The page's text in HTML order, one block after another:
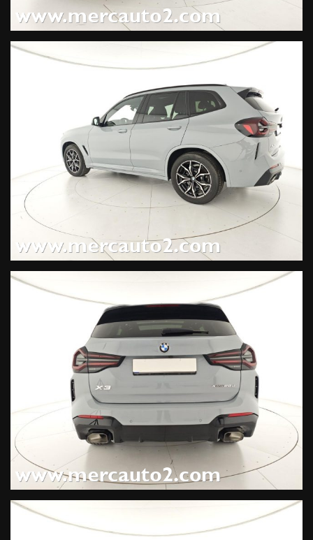
(1350 EUR), Regolazione larghezza schienale sedile guidatore
(130 EUR), Tettuccio in vetro scorrevole/apribile ad
panoramico in vetro scorrevole/inclinabile ad azionamento
elettrico (1700 EUR), Programma di Manutenzione BMW Senza
multi-amplificati Hi-Fi (12 alt., output 205W) (450 EUR), Full LED
Adaptive Lights (1100 EUR), Luci scure BMW Individual
Shadow Line (260 EUR), Sistema di navigazione, Controller
iDrive Touch, Interfaccia vivavoce Bluetooth, 2 porte USB per
la ricarica di dispositivi mobili e la trasmissione di dati,
Interfaccia WLAN, BMW Connected+ (durata 3 anni), BMW
TeleService e Chiamata di Emergenza (durata illim.), Vehicle
Apps (durata 3 anni), Aggiornamento Mappe tramite USB e
OTA (durata 3 anni), Intelligent Voice Control (durata 3 anni),
Intelligent Functions (durata 3 anni), Hard Disk, Control
display da 12,3" con funzione touch, Quadro strumenti con
display digitale da 12,3", Sistema di altoparlanti multi-
amplificati Hi-Fi (12 alt., output 205W) (450 EUR), BMW Live
Cockpit Professional (1640 EUR),